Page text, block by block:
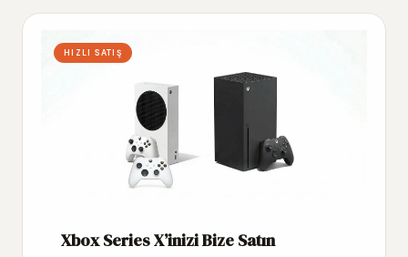
HIZLI SATIŞ
Xbox Series X’inizi Bize Satın